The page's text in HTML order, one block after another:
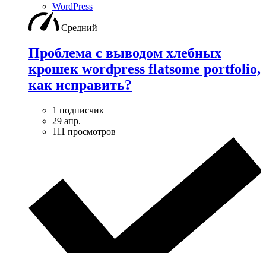
WordPress
Средний
Проблема с выводом хлебных
крошек wordpress flatsome portfolio,
как исправить?
1 подписчик
29 апр.
111 просмотров